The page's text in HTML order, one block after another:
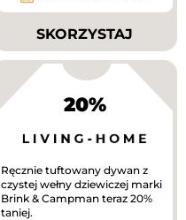
SKORZYSTAJ
20%
Ręcznie tuftowany dywan z
czystej wełny dziewiczej marki
Brink & Campman teraz 20%
taniej.